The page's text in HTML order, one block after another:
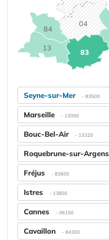
04
13 83
84
Seyne-sur-Mer - 83500
Marseille - 13000
Bouc-Bel-Air - 13320
Roquebrune-sur-Argens
Fréjus - 83600
Istres - 13800
Cannes - 06150
Cavaillon - 84300